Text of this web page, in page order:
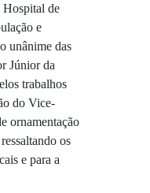
Hospital de
e
unânime das
Júnior da
trabalhos
do Vice-
ornamentação
os
e para a